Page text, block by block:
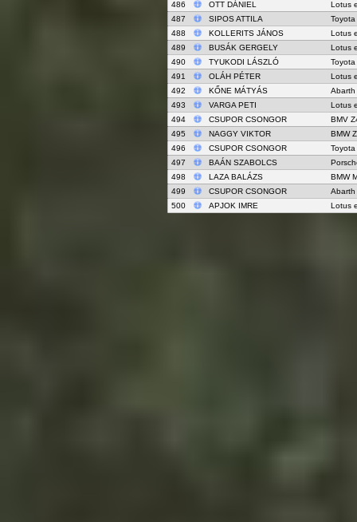
486
OTT DÁNIEL
Lotus
487
SIPOS ATTILA
488
KOLLERITS JÁNOS
Lotus
489
BUSÁK GERGELY
Lotus
490
TYUKODI LÁSZLÓ
491
OLÁH PÉTER
Lotus
492
KŐNE MÁTYÁS
493
VARGA PETI
Lotus
494
CSUPOR CSONGOR
BMV
495
NAGGY VIKTOR
BMW
496
CSUPOR CSONGOR
497
BAÁN SZABOLCS
498
LAZA BALÁZS
BMW
499
CSUPOR CSONGOR
500
APJOK IMRE Lotus